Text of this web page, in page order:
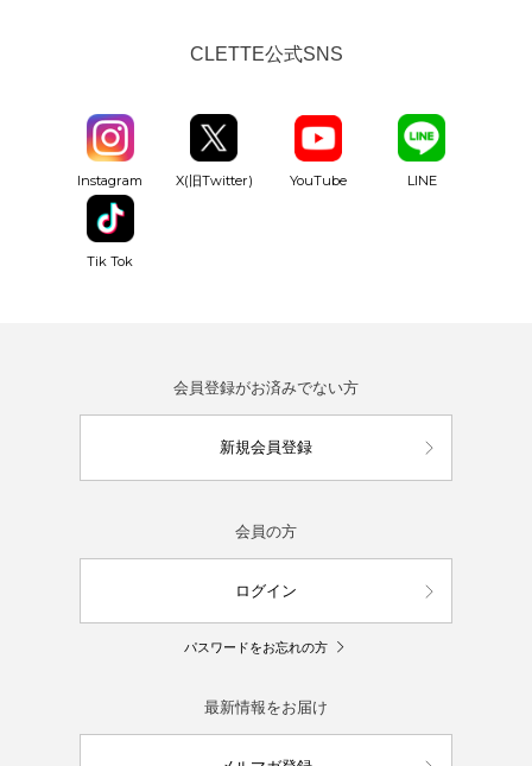
CLETTE公式SNS
Instagram X(旧Twitter) YouTube LINE
Tik Tok
会員登録がお済みでない方
新規会員登録
会員の方
ログイン
パスワードをお忘れの方
最新情報をお届け